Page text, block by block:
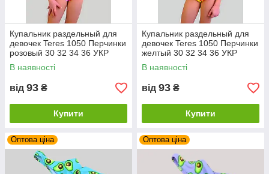
Купальник раздельный для
девочек Teres 1050 Перчинки
розовый 30 32 34 36 УКР
размеры
В наявності
від 93 ₴
Купити
Купальник раздельный для
девочек Teres 1050 Перчинки
желтый 30 32 34 36 УКР
размеры
В наявності
від 93 ₴
Купити
Оптова ціна Оптова ціна